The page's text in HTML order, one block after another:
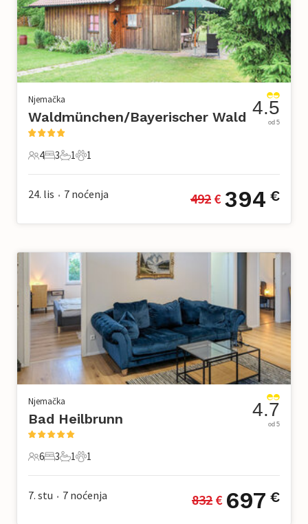
Njemačka
Waldmünchen/Bayerischer Wald
4 Gosti
4
3 Spavaće sobe
3
1 Kupaonica
1
1 Kućni ljubimac
1
4.5
od 5
24. lis • 7 noćenja 492 € 394 €
Njemačka
Bad Heilbrunn
6 Gosti
6
3 Spavaće sobe
3
1 Kupaonica
1
1 Kućni ljubimac
1
4.7
od 5
7. stu • 7 noćenja 832 € 697 €